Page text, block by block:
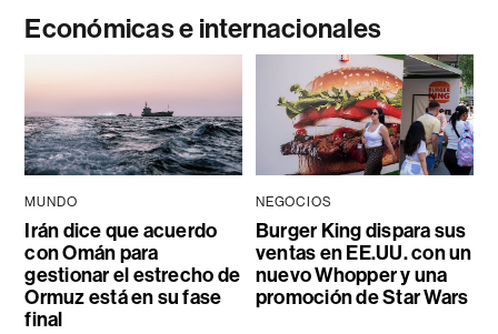
Económicas e internacionales
MUNDO
Irán dice que acuerdo
con Omán para
gestionar el estrecho de
Ormuz está en su fase
final
NEGOCIOS
Burger King dispara sus
ventas en EE.UU. con un
nuevo Whopper y una
promoción de Star Wars